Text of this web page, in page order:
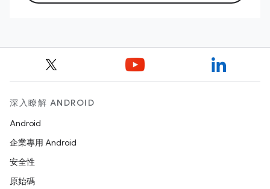
深入瞭解 ANDROID
Android
企業專用 Android
安全性
原始碼